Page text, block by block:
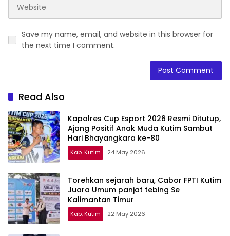
Save my name, email, and website in this browser for
the next time I comment.
Read Also
Kapolres Cup Esport 2026 Resmi Ditutup,
Ajang Positif Anak Muda Kutim Sambut
Hari Bhayangkara ke-80
Kab. Kutim 24 May 2026
Torehkan sejarah baru, Cabor FPTI Kutim
Juara Umum panjat tebing Se
Kalimantan Timur
Kab. Kutim 22 May 2026